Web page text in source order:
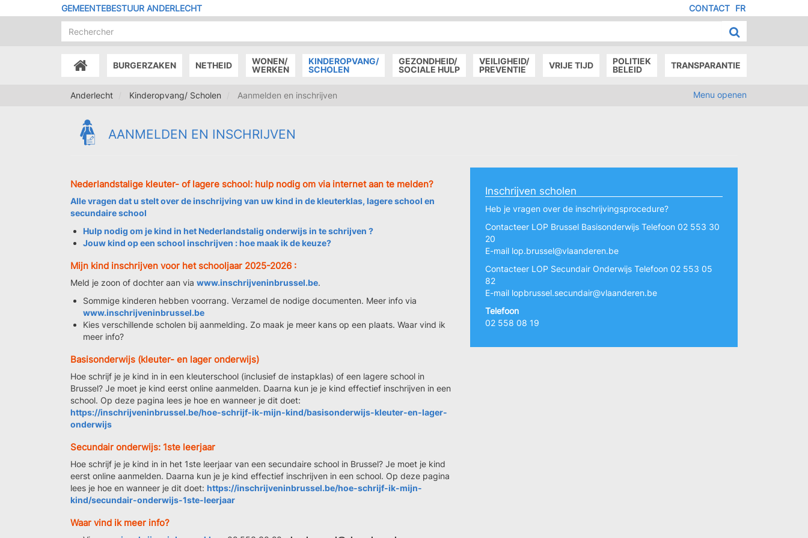
en
GEMEENTEBESTUUR ANDERLECHT FR
MENU
DE
PAGE
CONTACT
ACCUEILBURGERZAKEN NETHEID
WONEN/
WERKEN
KINDEROPVANG/
SCHOLEN
GEZONDHEID/
SOCIALE HULP
VEILIGHEID/
PREVENTIE
VRIJE TIJD
POLITIEK
BELEID
TRANSPARANTIE
Anderlecht Kinderopvang/ Scholen Aanmelden en inschrijven Menu openen
AANMELDEN EN INSCHRIJVEN
Inschrijven scholen
Heb je vragen over de inschrijvingsprocedure?
Contacteer LOP Brussel Basisonderwijs Telefoon 02 553 30
20
E-mail lop.brussel@vlaanderen.be
Contacteer LOP Secundair Onderwijs Telefoon 02 553 05
82
E-mail lopbrussel.secundair@vlaanderen.be
Telefoon
02 558 08 19
Nederlandstalige kleuter- of lagere school: hulp nodig om via internet aan te melden?
Alle vragen dat u stelt over de inschrijving van uw kind in de kleuterklas, lagere school en
secundaire school
Hulp nodig om je kind in het Nederlandstalig onderwijs in te schrijven ?
Jouw kind op een school inschrijven : hoe maak ik de keuze?
Mijn kind inschrijven voor het schooljaar 2025-2026 :
Meld je zoon of dochter aan via www.inschrijveninbrussel.be.
Sommige kinderen hebben voorrang. Verzamel de nodige documenten. Meer info via
www.inschrijveninbrussel.be
Kies verschillende scholen bij aanmelding. Zo maak je meer kans op een plaats. Waar vind ik
meer info?
Basisonderwijs (kleuter- en lager onderwijs)
Hoe schrijf je je kind in in een kleuterschool (inclusief de instapklas) of een lagere school in
Brussel? Je moet je kind eerst online aanmelden. Daarna kun je je kind effectief inschrijven in een
school. Op deze pagina lees je hoe en wanneer je dit doet:
https://inschrijveninbrussel.be/hoe-schrijf-ik-mijn-kind/basisonderwijs-kleuter-en-lager-
onderwijs
Secundair onderwijs: 1ste leerjaar
Hoe schrijf je je kind in in het 1ste leerjaar van een secundaire school in Brussel? Je moet je kind
eerst online aanmelden. Daarna kun je je kind effectief inschrijven in een school. Op deze pagina
lees je hoe en wanneer je dit doet: https://inschrijveninbrussel.be/hoe-schrijf-ik-mijn-
kind/secundair-onderwijs-1ste-leerjaar
Waar vind ik meer info?